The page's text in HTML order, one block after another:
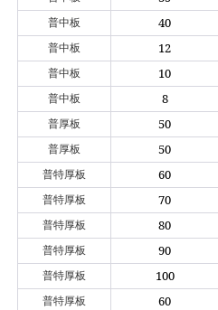
普中板 40
普中板 12
普中板 10
普中板 8
普厚板 50
普厚板 50
普特厚板 60
普特厚板 70
普特厚板 80
普特厚板 90
普特厚板 100
普特厚板 60